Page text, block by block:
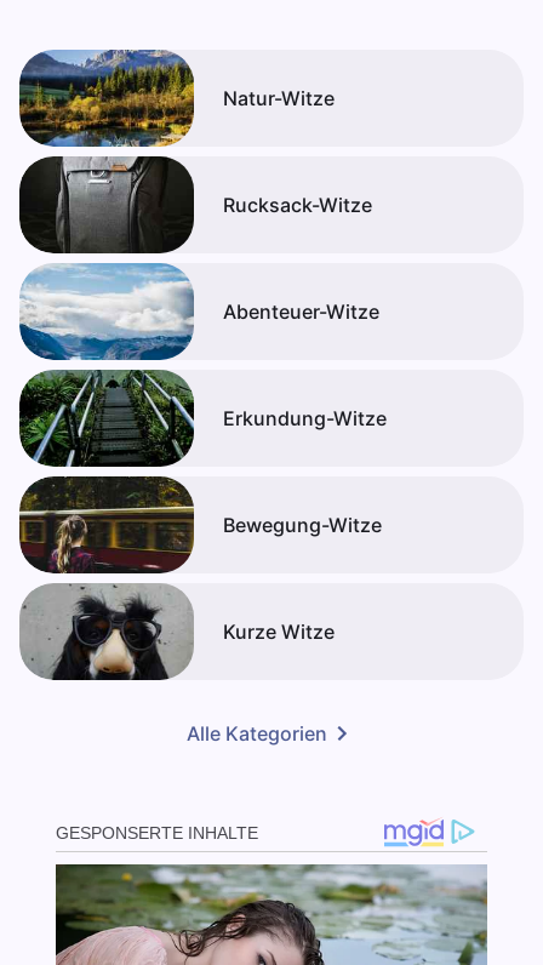
Natur-Witze
Rucksack-Witze
Abenteuer-Witze
Erkundung-Witze
Bewegung-Witze
Kurze Witze
Alle Kategorien